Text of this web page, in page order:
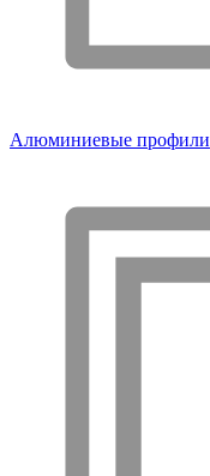
Алюминиевые профили